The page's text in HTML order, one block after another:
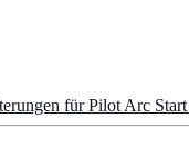
für Pilot Arc